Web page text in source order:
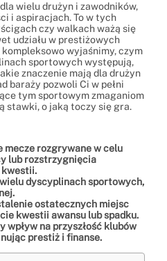
wielu drużyn i zawodników,
i aspiracjach. To w tych
czy walkach ważą się
udziału w prestiżowych
wyjaśnimy, czym
sportowych występują,
znaczenie mają dla drużyn
baraży pozwoli Ci w pełni
tym sportowym zmaganiom
stawki, o jaką toczy się gra.
mecze rozgrywane w celu
lub rozstrzygnięcia
dyscyplinach sportowych,
ostatecznych miejsc
kwestii awansu lub spadku.
wpływ na przyszłość klubów
prestiż i finanse.